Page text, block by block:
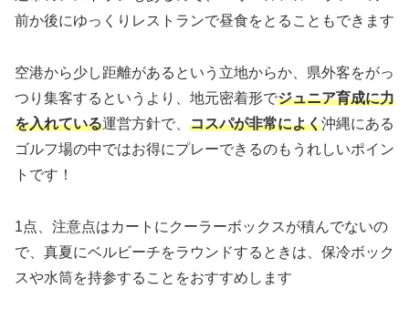
前か後にゆっくりレストランで昼食をとることもできます
空港から少し距離があるという立地からか、県外客をがっ
つり集客するというより、地元密着形でジュニア育成に力
を入れている運営方針で、 コスパが非常によく沖縄にある
ゴルフ場の中ではお得にプレーできるのもうれしいポイン
トです！
1点、注意点はカートにクーラーボックスが積んでないの
で、真夏にベルビーチをラウンドするときは、保冷ボック
スや水筒を持参することをおすすめします